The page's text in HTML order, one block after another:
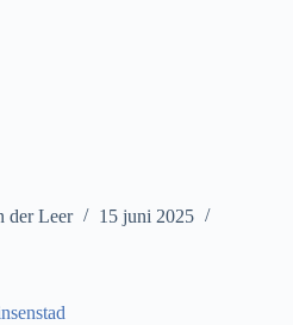
der Leer
15 juni 2025